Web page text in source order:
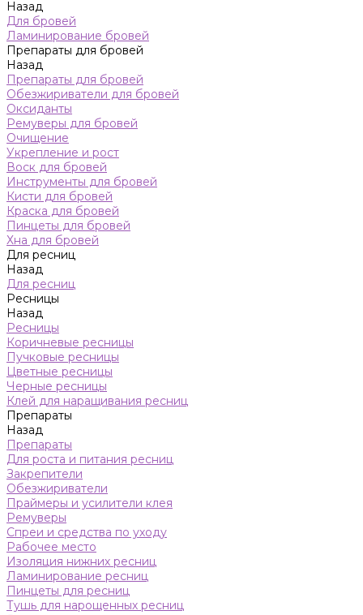
Назад
Для бровей
Ламинирование бровей
Препараты для бровей
Назад
Препараты для бровей
Обезжириватели для бровей
Оксиданты
Ремуверы для бровей
Очищение
Укрепление и рост
Воск для бровей
Инструменты для бровей
Кисти для бровей
Краска для бровей
Пинцеты для бровей
Хна для бровей
Для ресниц
Назад
Для ресниц
Ресницы
Назад
Ресницы
Коричневые ресницы
Пучковые ресницы
Цветные ресницы
Черные ресницы
Клей для наращивания ресниц
Препараты
Назад
Препараты
Для роста и питания ресниц
Закрепители
Обезжириватели
Праймеры и усилители клея
Ремуверы
Спреи и средства по уходу
Рабочее место
Изоляция нижних ресниц
Ламинирование ресниц
Пинцеты для ресниц
Тушь для нарощенных ресниц